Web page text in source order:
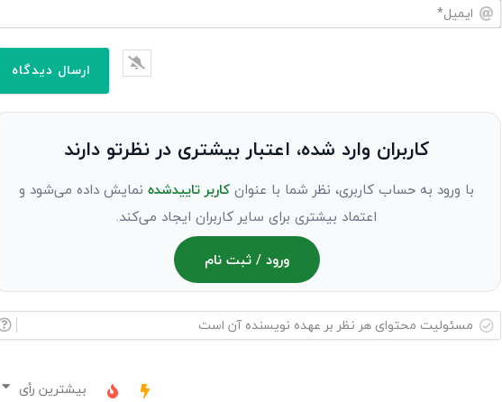
خود
نظر
مهمان)*
کاربران وارد شده، اعتبار بیشتری در نظرتو دارند
با ورود به حساب کاربری، نظر شما با عنوانکاربر تاییدشدهنمایش داده می‌شود و
اعتماد بیشتری برای سایر کاربران ایجاد می‌کند.
ورود / ثبت نام
بیشترین رأی